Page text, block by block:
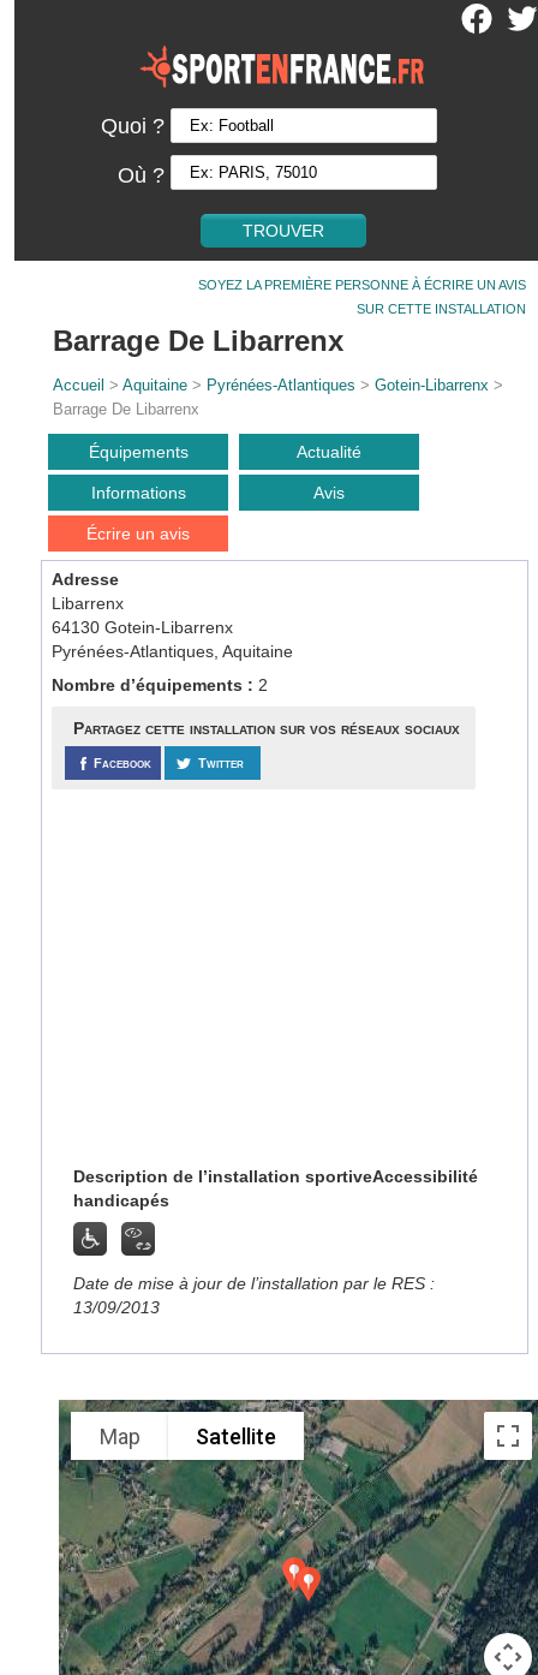
Quoi ?
Où ?
SOYEZ LA PREMIÈRE PERSONNE À ÉCRIRE UN AVIS
SUR CETTE INSTALLATION
Barrage De Libarrenx
Accueil >Aquitaine > Pyrénées-Atlantiques >Gotein-Libarrenx >
Barrage De Libarrenx
Équipements Actualité
Informations Avis
Écrire un avis
Adresse
Libarrenx
64130 Gotein-Libarrenx
Pyrénées-Atlantiques, Aquitaine
Nombre d’équipements : 2
Partagez cette installation sur vos réseaux sociaux
Facebook Twitter
Description de l’installation sportiveAccessibilité
handicapés
Date de mise à jour de l’installation par le RES :
13/09/2013
Map Satellite